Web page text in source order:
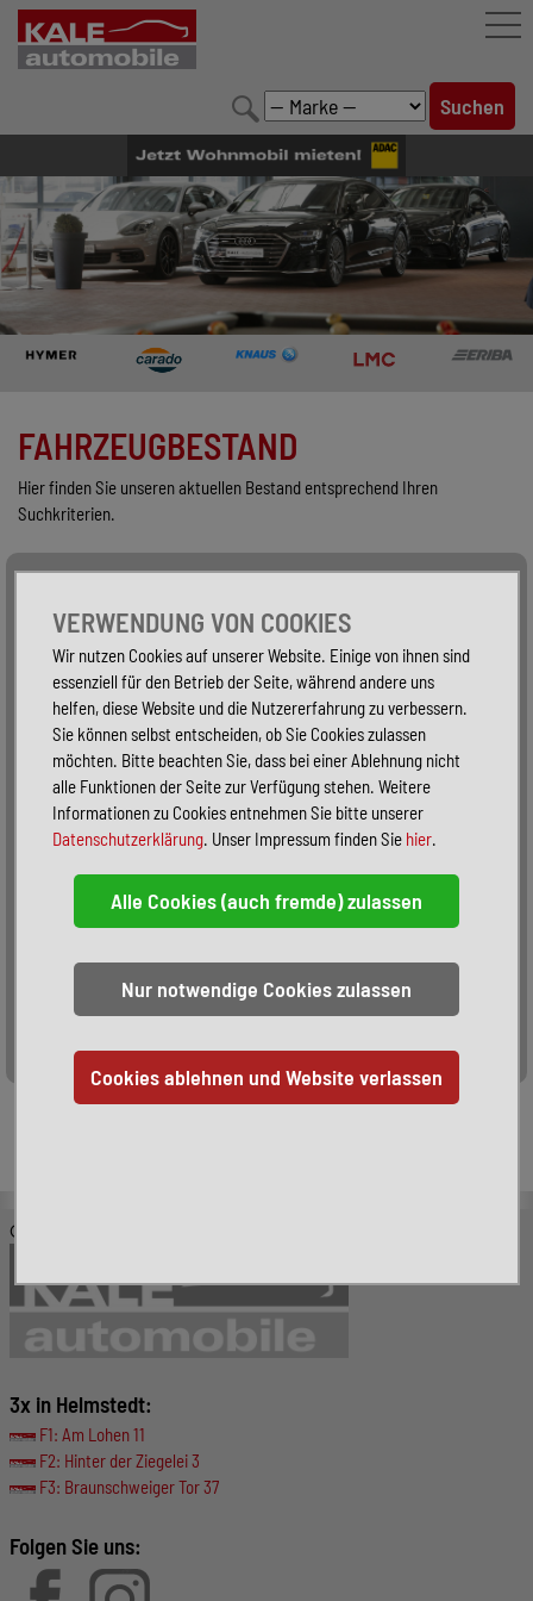
FAHRZEUGBESTAND
LEISTUNGEN
KONFIGURATOR
UNTERNEHMEN
FAHRZEUGBESTAND
Hier finden Sie unseren aktuellen Bestand entsprechend Ihren
Suchkriterien.
Alle Fahrzeuge
Sortieren:
© KALE-Automobile GmbH
3x in Helmstedt:
F1: Am Lohen 11
F2: Hinter der Ziegelei 3
F3: Braunschweiger Tor 37
Folgen Sie uns:
VERWENDUNG VON COOKIES
Wir nutzen Cookies auf unserer Website. Einige von ihnen sind
essenziell für den Betrieb der Seite, während andere uns
helfen, diese Website und die Nutzererfahrung zu verbessern.
Sie können selbst entscheiden, ob Sie Cookies zulassen
möchten. Bitte beachten Sie, dass bei einer Ablehnung nicht
alle Funktionen der Seite zur Verfügung stehen. Weitere
Informationen zu Cookies entnehmen Sie bitte unserer
Datenschutzerklärung. Unser Impressum finden Sie hier.